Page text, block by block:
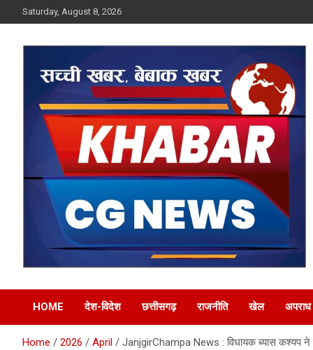
to
Saturday, August 8, 2026
Khabar CG News
HOME देश-विदेश छत्तीसगढ़ राजनीति खेल अपराध
Home 2026 April JanjgirChampa News : विधायक ब्यास कश्यप ने